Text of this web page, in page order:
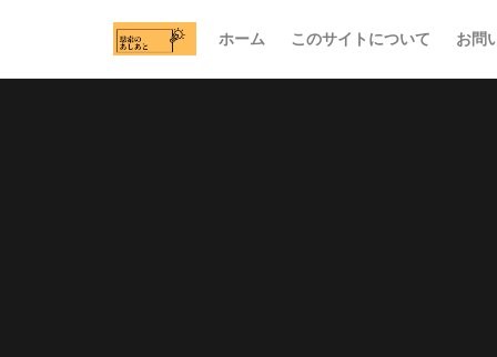
ホーム このサイトについて お問